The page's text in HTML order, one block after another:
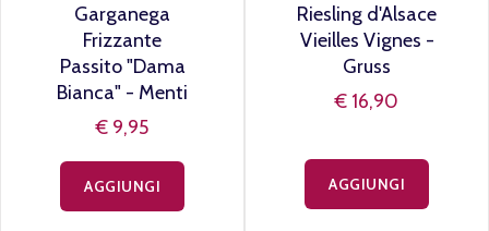
Garganega
Frizzante
Passito "Dama
Bianca" - Menti
€ 9,95
AGGIUNGI
Riesling d'Alsace
Vieilles Vignes -
Gruss
€ 16,90
AGGIUNGI